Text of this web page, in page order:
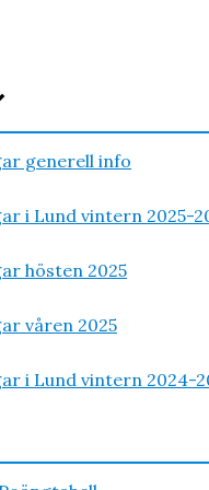
generell info
i Lund vintern 2025-
hösten 2025
våren 2025
i Lund vintern 2024-